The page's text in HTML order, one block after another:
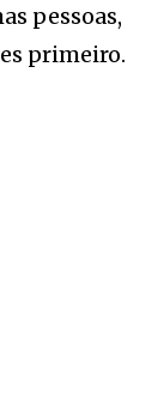
pessoas,
primeiro.